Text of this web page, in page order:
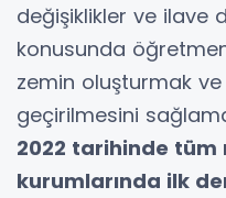
değişiklikler ve ilave
konusunda
zemin oluşturmak
geçirilmesini
2022 tarihinde
kurumlarında ilk